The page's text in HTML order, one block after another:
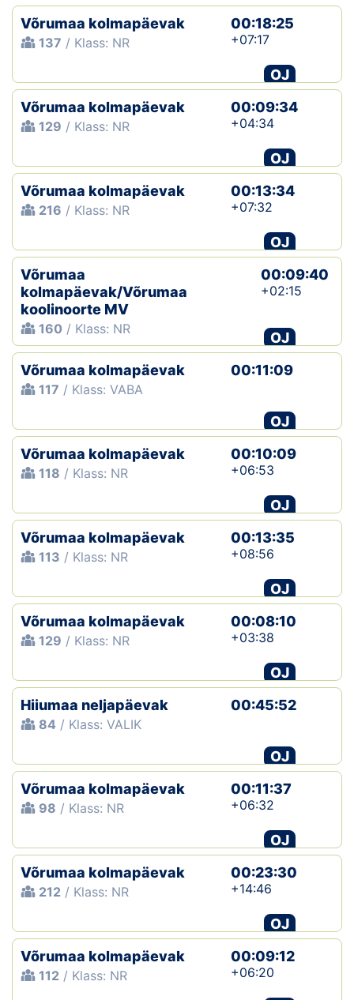
Võrumaa kolmapäevak
137 / Klass: NR
00:18:25
+07:17
OJ
Võrumaa kolmapäevak
129 / Klass: NR
00:09:34
+04:34
OJ
Võrumaa kolmapäevak
216 / Klass: NR
00:13:34
+07:32
OJ
Võrumaa
kolmapäevak/Võrumaa
koolinoorte MV
160 / Klass: NR
00:09:40
+02:15
OJ
Võrumaa kolmapäevak
117 / Klass: VABA
00:11:09
OJ
Võrumaa kolmapäevak
118 / Klass: NR
00:10:09
+06:53
OJ
Võrumaa kolmapäevak
113 / Klass: NR
00:13:35
+08:56
OJ
Võrumaa kolmapäevak
129 / Klass: NR
00:08:10
+03:38
OJ
Hiiumaa neljapäevak
84 / Klass: VALIK
00:45:52
OJ
Võrumaa kolmapäevak
98 / Klass: NR
00:11:37
+06:32
OJ
Võrumaa kolmapäevak
212 / Klass: NR
00:23:30
+14:46
OJ
Võrumaa kolmapäevak
112 / Klass: NR
00:09:12
+06:20